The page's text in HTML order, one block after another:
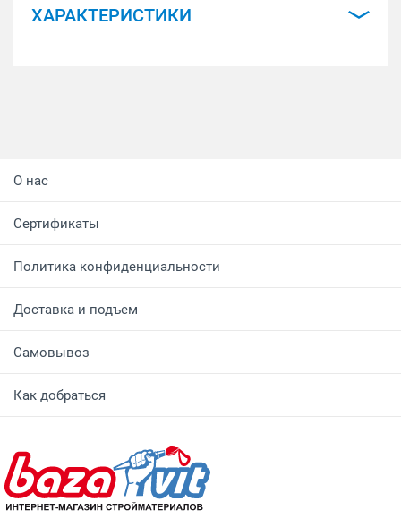
ХАРАКТЕРИСТИКИ
О нас
Сертификаты
Политика конфиденциальности
Доставка и подъем
Самовывоз
Как добраться